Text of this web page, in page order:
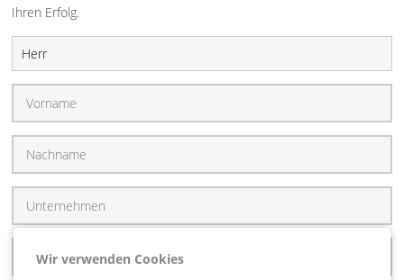
Ihren Erfolg.
Wir verwenden Cookies